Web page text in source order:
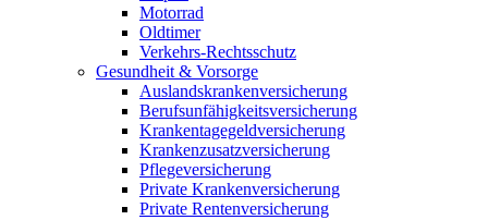
Motorrad
Oldtimer
Verkehrs-Rechtsschutz
Gesundheit & Vorsorge
Auslandskrankenversicherung
Berufsunfähigkeitsversicherung
Krankentagegeldversicherung
Krankenzusatzversicherung
Pflegeversicherung
Private Krankenversicherung
Private Rentenversicherung